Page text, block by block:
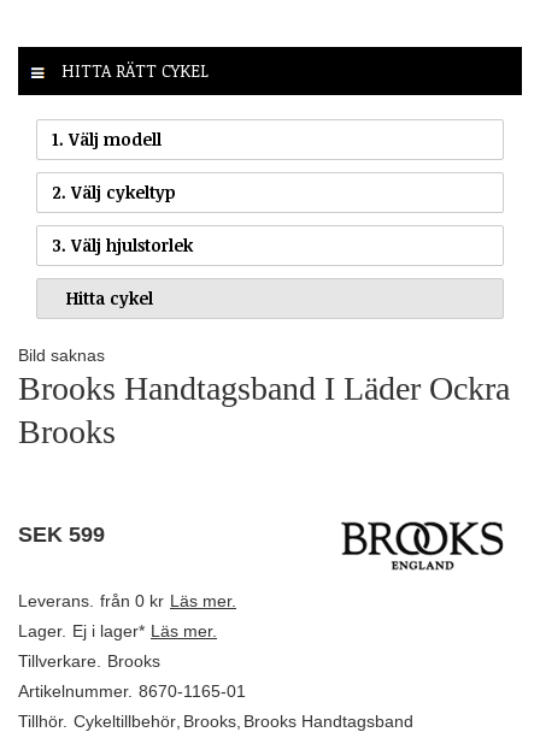
HITTA RÄTT CYKEL
1. Välj modell
2. Välj cykeltyp
3. Välj hjulstorlek
Bild saknas
Brooks Handtagsband I Läder Ockra
Brooks
SEK 599
Leverans. från 0 kr Läs mer.
Lager. Ej i lager* Läs mer.
Tillverkare.
Brooks
Artikelnummer. 8670-1165-01
Tillhör. Cykeltillbehör Brooks Brooks Handtagsband